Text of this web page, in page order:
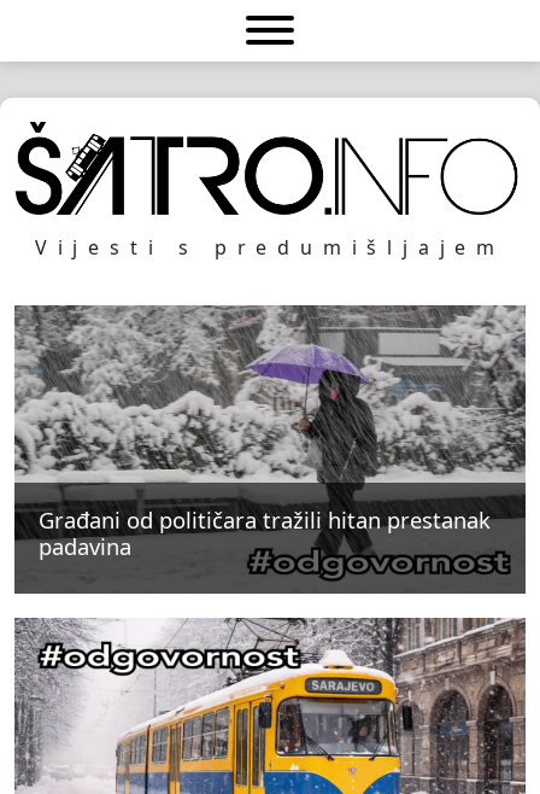
Vijesti s predumišljajem
Građani od političara tražili hitan prestanak
padavina
Građani od političara tražili hitan prestanak
padavina
Građani od političara tražili hitan prestanak
padavina